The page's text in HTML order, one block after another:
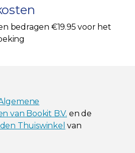
bedragen €19.95 voor het
van Bookit B.V. en de
Thuiswinkel van